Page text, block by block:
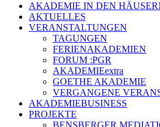
AKADEMIE IN DEN
AKTUELLES
VERANSTALTUNGEN
TAGUNGEN
FERIENAKADEMIEN
FORUM :PGR
AKADEMIEextra
GOETHE AKADEMIE
VERGANGENE
AKADEMIEBUSINESS
PROJEKTE
BENSBERGER